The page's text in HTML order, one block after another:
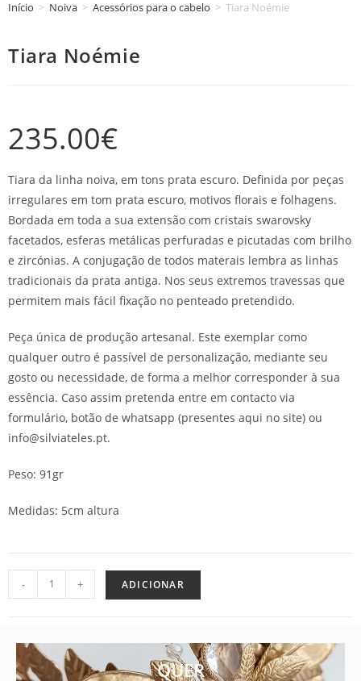
Início > Noiva > Acessórios para o cabelo > Tiara Noémie
Tiara Noémie
235.00€
Tiara da linha noiva, em tons prata escuro. Definida por peças
irregulares em tom prata escuro, motivos florais e folhagens.
Bordada em toda a sua extensão com cristais swarovsky
facetados, esferas metálicas perfuradas e picutadas com brilho
e zircónias. A conjugação de todos materais lembra as linhas
tradicionais da prata antiga. Nos seus extremos travessas que
permitem mais fácil fixação no penteado pretendido.
Peça única de produção artesanal. Este exemplar como
qualquer outro é passível de personalização, mediante seu
gosto ou necessidade, de forma a melhor corresponder à sua
essência. Caso assim pretenda entre em contacto via
formulário, botão de whatsapp (presentes aqui no site) ou
info@silviateles.pt.
Peso: 91gr
Medidas: 5cm altura
- + ADICIONAR
QUER